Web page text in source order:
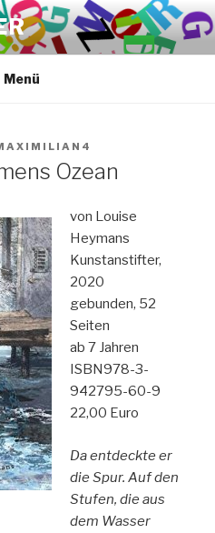
Menü
Ozean
von Louise
Heymans
Kunstanstifter,
2020
gebunden, 52
Seiten
ab 7 Jahren
ISBN978-3-
942795-60-9
22,00 Euro
Da entdeckte er
die Spur. Auf den
Stufen, die aus
dem Wasser